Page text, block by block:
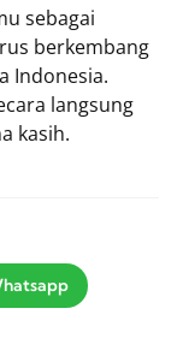
sebagai
berkembang
Indonesia.
langsung
kasih.